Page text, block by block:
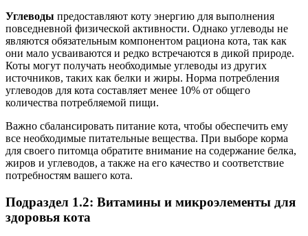
Углеводы предоставляют коту энергию для выполнения
повседневной физической активности. Однако углеводы не
являются обязательным компонентом рациона кота, так как
они мало усваиваются и редко встречаются в дикой природе.
Коты могут получать необходимые углеводы из других
источников, таких как белки и жиры. Норма потребления
углеводов для кота составляет менее 10% от общего
количества потребляемой пищи.
Важно сбалансировать питание кота, чтобы обеспечить ему
все необходимые питательные вещества. При выборе корма
для своего питомца обратите внимание на содержание белка,
жиров и углеводов, а также на его качество и соответствие
потребностям вашего кота.
Подраздел 1.2: Витамины и микроэлементы для
здоровья кота